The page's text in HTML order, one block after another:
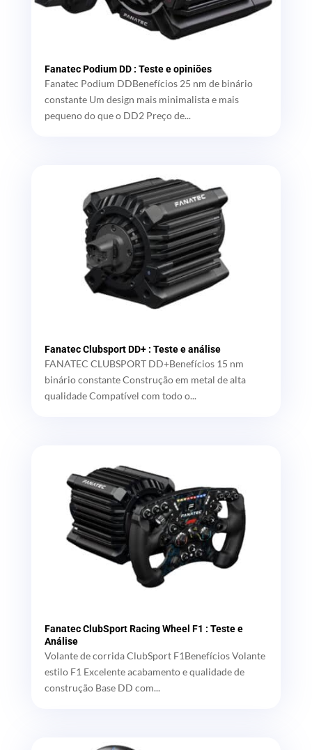
Fanatec Podium DD : Teste e opiniões
Fanatec Podium DDBenefícios 25 nm de binário
constante Um design mais minimalista e mais
pequeno do que o DD2 Preço de...
Fanatec Clubsport DD+ : Teste e análise
FANATEC CLUBSPORT DD+Benefícios 15 nm
binário constante Construção em metal de alta
qualidade Compatível com todo o...
Fanatec ClubSport Racing Wheel F1 : Teste e
Análise
Volante de corrida ClubSport F1Benefícios Volante
estilo F1 Excelente acabamento e qualidade de
construção Base DD com...